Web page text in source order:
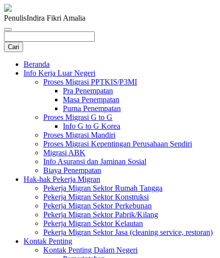
PenulisIndira Fikri Amalia
Beranda
Info Kerja Luar Negeri
Proses Migrasi PPTKIS/P3MI
Pra Penempatan
Masa Penempatan
Purna Penempatan
Proses Migrasi G to G
Info G to G Korea
Proses Migrasi Mandiri
Proses Migrasi Kepentingan Perusahaan Sendiri
Migrasi ABK
Info Asuransi dan Jaminan Sosial
Biaya Penempatan
Hak-hak Pekerja Migran
Pekerja Migran Sektor Rumah Tangga
Pekerja Migran Sektor Konstruksi
Pekerja Migran Sektor Perkebunan
Pekerja Migran Sektor Pabrik/Kilang
Pekerja Migran Sektor Kelautan
Pekerja Migran Sektor Jasa (cleaning service, restoran)
Kontak Penting
Kontak Penting Dalam Negeri